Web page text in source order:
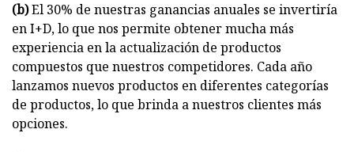
(b)El 30% de nuestras ganancias anuales se invertiría
en I+D, lo que nos permite obtener mucha más
experiencia en la actualización de productos
compuestos que nuestros competidores. Cada año
lanzamos nuevos productos en diferentes categorías
de productos, lo que brinda a nuestros clientes más
opciones.